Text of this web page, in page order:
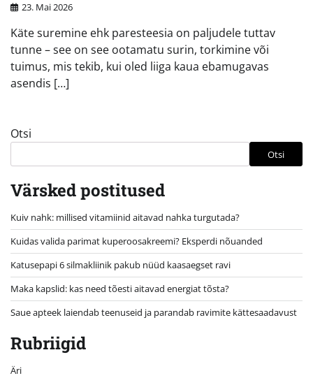
23. Mai 2026
Käte suremine ehk paresteesia on paljudele tuttav
tunne – see on see ootamatu surin, torkimine või
tuimus, mis tekib, kui oled liiga kaua ebamugavas
asendis […]
Otsi
Otsi
Värsked postitused
Kuiv nahk: millised vitamiinid aitavad nahka turgutada?
Kuidas valida parimat kuperoosakreemi? Eksperdi nõuanded
Katusepapi 6 silmakliinik pakub nüüd kaasaegset ravi
Maka kapslid: kas need tõesti aitavad energiat tõsta?
Saue apteek laiendab teenuseid ja parandab ravimite kättesaadavust
Rubriigid
Äri